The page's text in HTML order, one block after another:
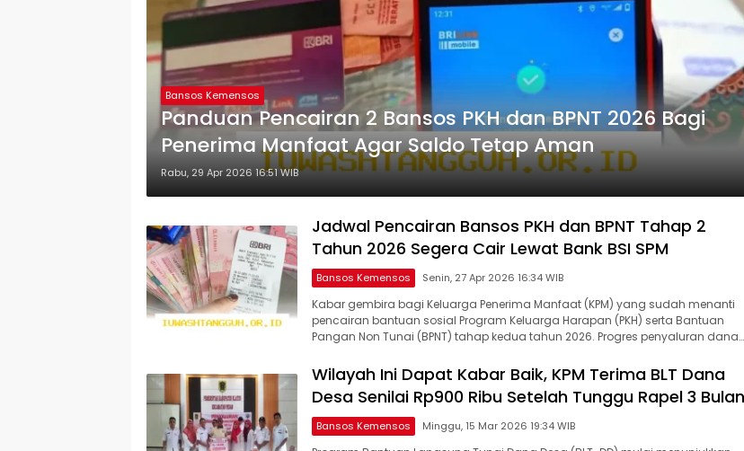
Bansos Kemensos
Panduan Pencairan 2 Bansos PKH dan BPNT 2026 Bagi
Penerima Manfaat Agar Saldo Tetap Aman
Rabu, 29 Apr 2026 16:51 WIB
Jadwal Pencairan Bansos PKH dan BPNT Tahap 2
Tahun 2026 Segera Cair Lewat Bank BSI SPM
Bansos Kemensos Senin, 27 Apr 2026 16:34 WIB
Kabar gembira bagi Keluarga Penerima Manfaat (KPM) yang sudah menanti
pencairan bantuan sosial Program Keluarga Harapan (PKH) serta Bantuan
Pangan Non Tunai (BPNT) tahap kedua tahun 2026. Progres penyaluran dana…
Wilayah Ini Dapat Kabar Baik, KPM Terima BLT Dana
Desa Senilai Rp900 Ribu Setelah Tunggu Rapel 3 Bulan
Bansos Kemensos Minggu, 15 Mar 2026 19:34 WIB